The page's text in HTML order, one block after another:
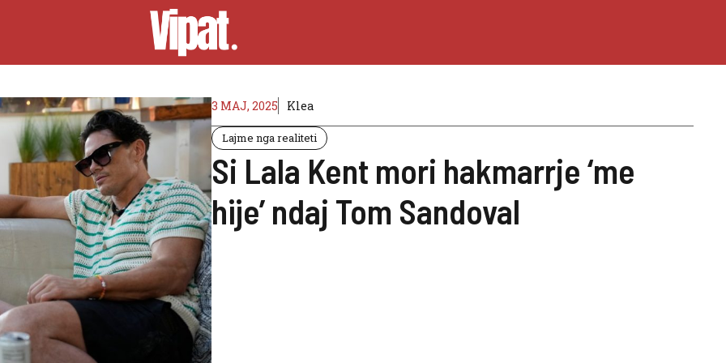
3 MAJ, 2025 Klea
Lajme nga realiteti
Si Lala Kent mori hakmarrje ‘me
hije’ ndaj Tom Sandoval